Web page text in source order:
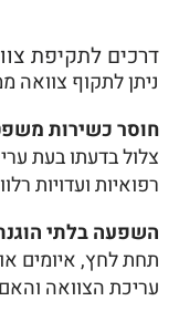
דרכים לתקיפת
ניתן לתקוף צוואה
חוסר כשירות
צלול בדעתו בעת
רפואיות ועדויות
השפעה בלתי
תחת לחץ, איומים
עריכת הצוואה